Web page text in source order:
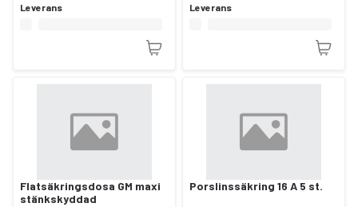
Leverans Leverans
Flatsäkringsdosa GM maxi
stänkskyddad
Porslinssäkring 16 A 5 st.